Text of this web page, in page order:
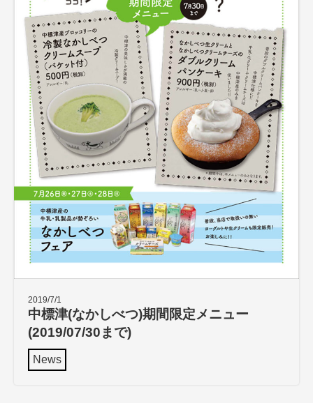
2019/7/1
中標津(なかしべつ)期間限定メニュー
(2019/07/30まで)
News